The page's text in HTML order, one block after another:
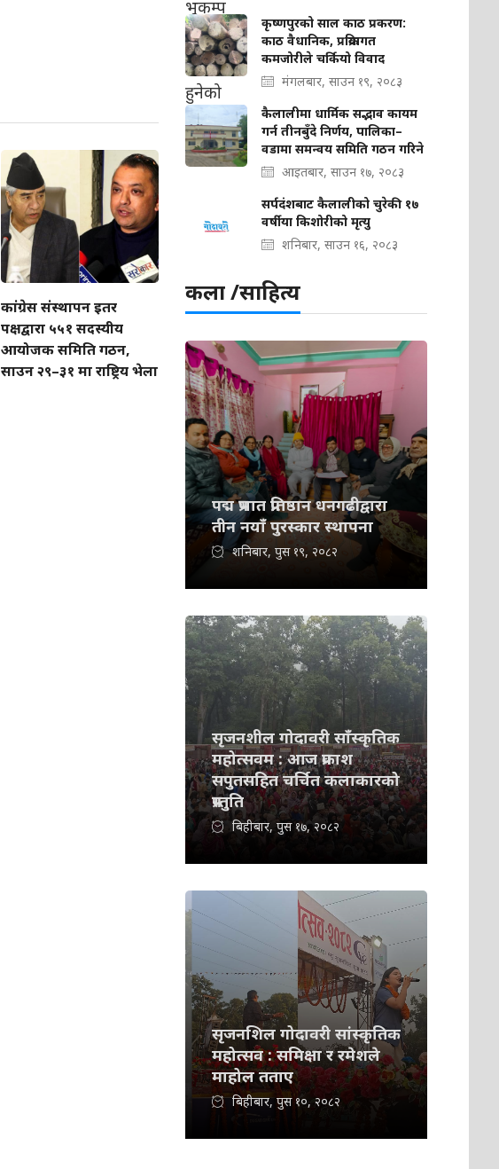
कांग्रेस संस्थापन इतर
पक्षद्वारा ५५१ सदस्यीय
आयोजक समिति गठन,
साउन २९–३१ मा राष्ट्रिय भेला
कृष्णपुरको साल काठ प्रकरण:
काठ वैधानिक, प्रक्रियागत
कमजोरीले चर्कियो विवाद
मंगलबार, साउन १९, २०८३
कैलालीमा धार्मिक सद्भाव कायम
गर्न तीनबुँदे निर्णय, पालिका–
वडामा समन्वय समिति गठन गरिने
आइतबार, साउन १७, २०८३
सर्पदंशबाट कैलालीको चुरेकी १७
वर्षीया किशोरीको मृत्यु
शनिबार, साउन १६, २०८३
कला /साहित्य
पद्म प्रभात प्रतिष्ठान धनगढीद्वारा
तीन नयाँ पुरस्कार स्थापना
शनिबार, पुस १९, २०८२
सृजनशील गोदावरी साँस्कृतिक
महोत्सवम : आज प्रकाश
सपुतसहित चर्चित कलाकारको
प्रस्तुति
बिहीबार, पुस १७, २०८२
सृजनशिल गोदावरी सांस्कृतिक
महोत्सव : समिक्षा र रमेशले
माहोल तताए
बिहीबार, पुस १०, २०८२